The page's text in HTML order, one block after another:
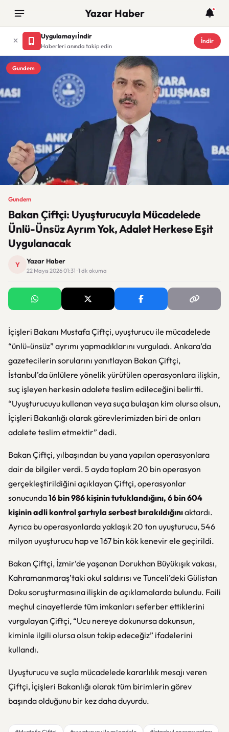
Yazar Haber
Uygulamayı İndir
Haberleri anında takip edin
İndir
Gundem
Gundem
Bakan Çiftçi: Uyuşturucuyla Mücadelede
Ünlü-Ünsüz Ayrım Yok, Adalet Herkese Eşit
Uygulanacak
Y Yazar Haber
22 Mayıs 2026 01:31 · 1 dk okuma
İçişleri Bakanı Mustafa Çiftçi, uyuşturucu ile mücadelede
“ünlü-ünsüz” ayrımı yapmadıklarını vurguladı. Ankara’da
gazetecilerin sorularını yanıtlayan Bakan Çiftçi,
İstanbul’da ünlülere yönelik yürütülen operasyonlara ilişkin,
suç işleyen herkesin adalete teslim edileceğini belirtti.
“Uyuşturucuyu kullanan veya suça bulaşan kim olursa olsun,
İçişleri Bakanlığı olarak görevlerimizden biri de onları
adalete teslim etmektir” dedi.
Bakan Çiftçi, yılbaşından bu yana yapılan operasyonlara
dair de bilgiler verdi. 5 ayda toplam 20 bin operasyon
gerçekleştirildiğini açıklayan Çiftçi, operasyonlar
sonucunda16 bin 986 kişinin tutuklandığını, 6 bin 604
kişinin adli kontrol şartıyla serbest bırakıldığınıaktardı.
Ayrıca bu operasyonlarda yaklaşık 20 ton uyuşturucu, 546
milyon uyuşturucu hap ve 167 bin kök kenevir ele geçirildi.
Bakan Çiftçi, İzmir’de yaşanan Dorukhan Büyükışık vakası,
Kahramanmaraş’taki okul saldırısı ve Tunceli’deki Gülistan
Doku soruşturmasına ilişkin de açıklamalarda bulundu. Faili
meçhul cinayetlerde tüm imkanları seferber ettiklerini
vurgulayan Çiftçi, “Ucu nereye dokunursa dokunsun,
kiminle ilgili olursa olsun takip edeceğiz” ifadelerini
kullandı.
Uyuşturucu ve suçla mücadelede kararlılık mesajı veren
Çiftçi, İçişleri Bakanlığı olarak tüm birimlerin görev
başında olduğunu bir kez daha duyurdu.